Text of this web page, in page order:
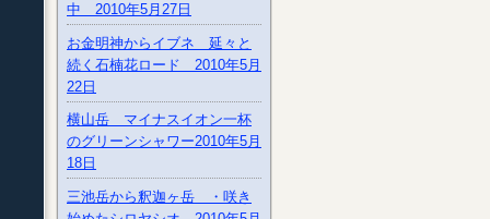
中 2010年5月27日
お金明神からイブネ 延々と
続く石楠花ロード 2010年5月
22日
横山岳 マイナスイオン一杯
のグリーンシャワー2010年5月
18日
三池岳から釈迦ヶ岳 ・咲き